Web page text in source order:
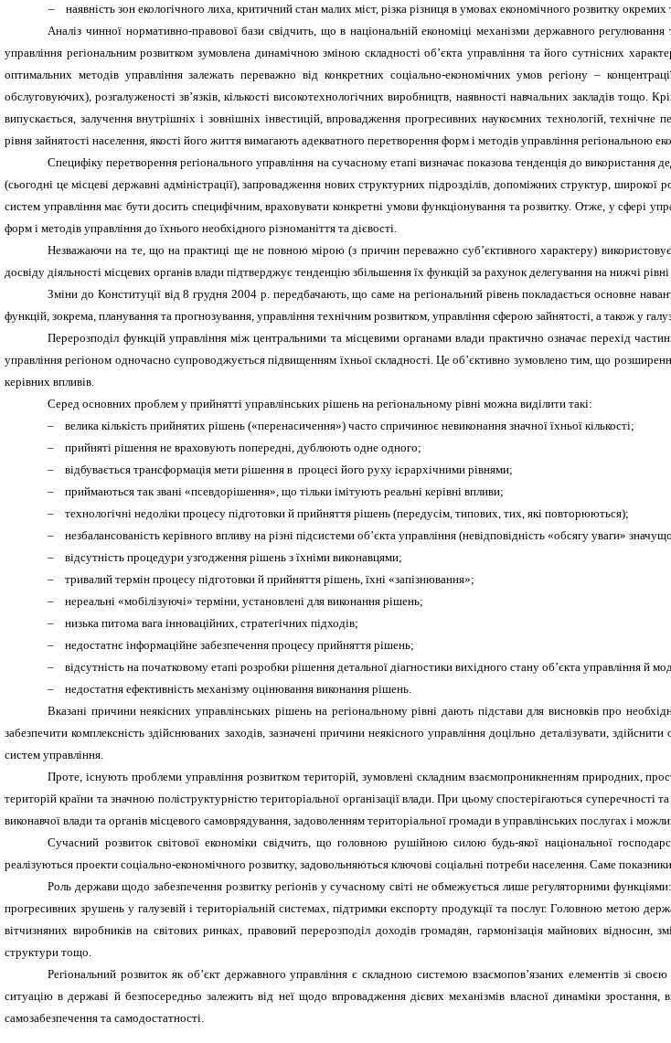
–
наявність зон екологічного лиха, критичний стан малих міст, різка різниця в умовах економічного розвитку
Аналіз чинної нормативно-правової бази свідчить, що в національній економіці механізми державного
управління регіональним розвитком зумовлена динамічною зміною складності об’єкта управління та його сутнісних
оптимальних методів управління залежать переважно від конкретних соціально-економічних умов регіону –
обслуговуючих), розгалуженості зв’язків, кількості високотехнологічних виробництв, наявності навчальних закладів тощо.
випускається, залучення внутрішніх і зовнішніх інвестицій, впровадження прогресивних наукоємних технологій,
рівня зайнятості населення, якості його життя вимагають адекватного перетворення форм і методів управління регіональною
Специфіку перетворення регіонального управління на сучасному етапі визначає показова тенденція до використання
(сьогодні це місцеві державні адміністрації), запровадження нових структурних підрозділів, допоміжних структур,
систем управління має бути досить специфічним, враховувати конкретні умови функціонування та розвитку. Отже, у сфері
форм і методів управління до їхнього необхідного різноманіття та дієвості.
Незважаючи на те, що на практиці ще не повною мірою (з причин переважно суб’єктивного характеру)
досвіду діяльності місцевих органів влади підтверджує тенденцію збільшення їх функцій за рахунок делегування на нижчі
Зміни до Конституції від 8 грудня 2004 р. передбачають, що саме на регіональний рівень покладається основне
функцій, зокрема, планування та прогнозування, управління технічним розвитком, управління сферою зайнятості, а також у
Перерозподіл функцій управління між центральними та місцевими органами влади практично означає перехід
управління регіоном одночасно супроводжується підвищенням їхньої складності. Це об’єктивно зумовлено тим, що
керівних впливів.
Серед основних проблем у прийнятті управлінських рішень на регіональному рівні можна виділити такі:
–
велика кількість прийнятих рішень («перенасичення») часто спричинює невиконання значної їхньої кількості;
–
прийняті рішення не враховують попередні, дублюють одне одного;
–
відбувається трансформація мети рішення в процесі його руху ієрархічними рівнями;
–
приймаються так звані «псевдорішення», що тільки імітують реальні керівні впливи;
–
технологічні недоліки процесу підготовки й прийняття рішень (передусім, типових, тих, які повторюються);
–
незбалансованість керівного впливу на різні підсистеми об’єкта управління (невідповідність «обсягу уваги»
–
відсутність процедури узгодження рішень з їхніми виконавцями;
–
тривалий термін процесу підготовки й прийняття рішень, їхні «запізнювання»;
–
нереальні «мобілізуючі» терміни, установлені для виконання рішень;
–
низька питома вага інноваційних, стратегічних підходів;
–
недостатнє інформаційне забезпечення процесу прийняття рішень;
–
відсутність на початковому етапі розробки рішення детальної діагностики вихідного стану об’єкта управління й
–
недостатня ефективність механізму оцінювання виконання рішень.
Вказані причини неякісних управлінських рішень на регіональному рівні дають підстави для висновків про
забезпечити комплексність здійснюваних заходів, зазначені причини неякісного управління доцільно деталізувати,
систем управління.
Проте, існують проблеми управління розвитком територій, зумовлені складним взаємопроникненням природних,
територій країни та значною поліструктурністю територіальної організації влади. При цьому спостерігаються суперечності
виконавчої влади та органів місцевого самоврядування, задоволенням територіальної громади в управлінських послугах і
Сучасний розвиток світової економіки свідчить, що головною рушійною силою будь-якої національної
реалізуються проекти соціально-економічного розвитку, задовольняються ключові соціальні потреби населення. Саме
Роль держави щодо забезпечення розвитку регіонів у сучасному світі не обмежується лише регуляторними
прогресивних зрушень у галузевій і територіальній системах, підтримки експорту продукції та послуг. Головною метою
вітчизняних виробників на світових ринках, правовий перерозподіл доходів громадян, гармонізація майнових відносин,
структури тощо.
Регіональний розвиток як об’єкт державного управління є складною системою взаємопов’язаних елементів зі
ситуацію в державі й безпосередньо залежить від неї щодо впровадження дієвих механізмів власної динаміки
самозабезпечення та самодостатності.